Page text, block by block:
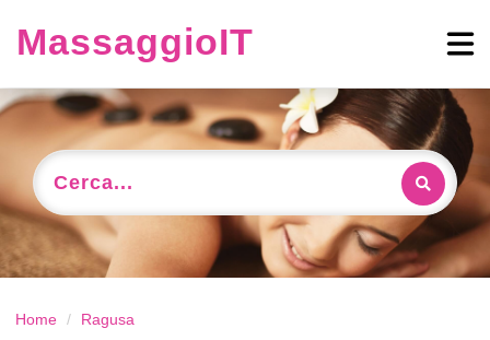
MassaggioIT
Cerca...
Home Ragusa